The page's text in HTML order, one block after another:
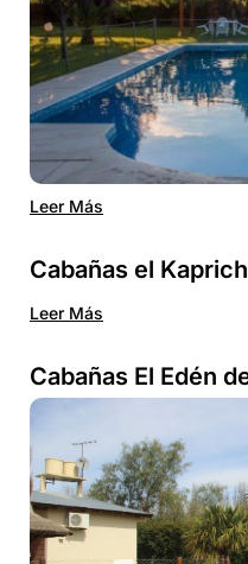
Leer Más
Cabañas el
Leer Más
Cabañas El Edén